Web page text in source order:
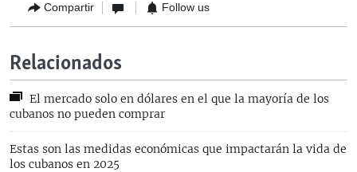
Compartir Follow us
Relacionados
El mercado solo en dólares en el que la mayoría de los
cubanos no pueden comprar
Estas son las medidas económicas que impactarán la vida de
los cubanos en 2025